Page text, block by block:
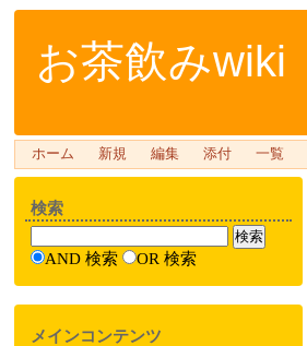
お茶飲みwiki
ホーム 新規 編集 添付 一覧
検索
AND 検索 OR 検索
メインコンテンツ